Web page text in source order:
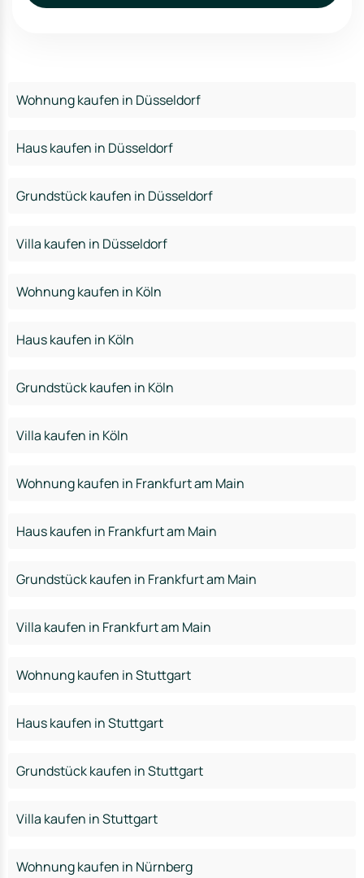
Wohnung kaufen in Düsseldorf
Haus kaufen in Düsseldorf
Grundstück kaufen in Düsseldorf
Villa kaufen in Düsseldorf
Wohnung kaufen in Köln
Haus kaufen in Köln
Grundstück kaufen in Köln
Villa kaufen in Köln
Wohnung kaufen in Frankfurt am Main
Haus kaufen in Frankfurt am Main
Grundstück kaufen in Frankfurt am Main
Villa kaufen in Frankfurt am Main
Wohnung kaufen in Stuttgart
Haus kaufen in Stuttgart
Grundstück kaufen in Stuttgart
Villa kaufen in Stuttgart
Wohnung kaufen in Nürnberg